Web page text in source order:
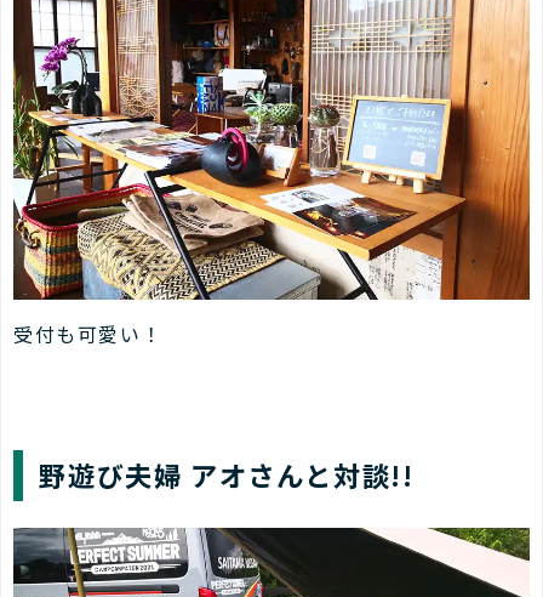
受付も可愛い！
野遊び夫婦 アオさんと対談!!